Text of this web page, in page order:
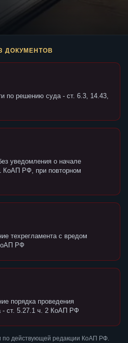
ДОКУМЕНТОВ
по решению суда - ст. 6.3, 14.43,
уведомления о начале
КоАП РФ, при повторном
техрегламента с вредом
РФ
порядка проведения
- ст. 5.27.1 ч. 2 КоАП РФ
по действующей редакции КоАП РФ.